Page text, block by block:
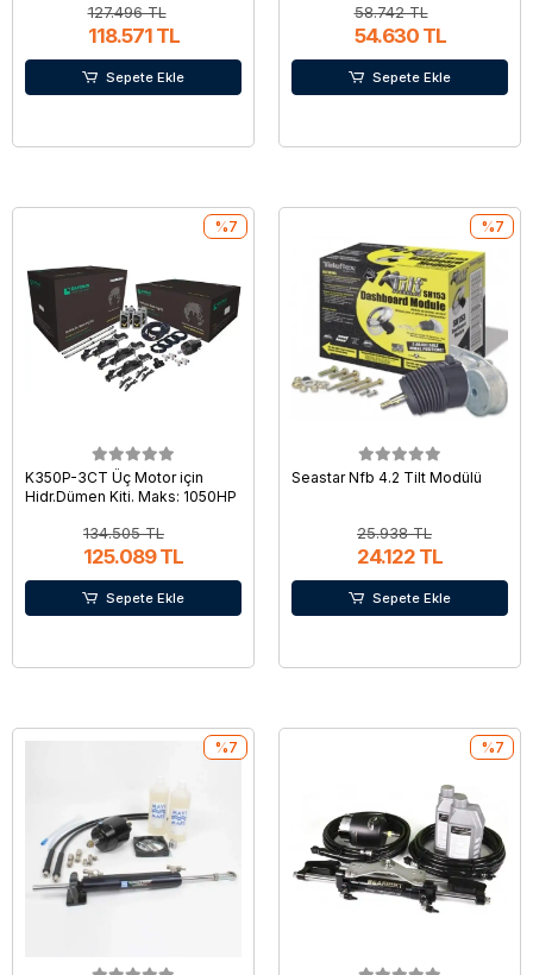
127.496 TL
118.571 TL
Sepete Ekle
58.742 TL
54.630 TL
Sepete Ekle
K350P-3CT Üç Motor için
Hidr.Dümen Kiti. Maks: 1050HP
134.505 TL
125.089 TL
%7
Sepete Ekle
Seastar Nfb 4.2 Tilt Modülü
25.938 TL
24.122 TL
%7
Sepete Ekle
%7 %7